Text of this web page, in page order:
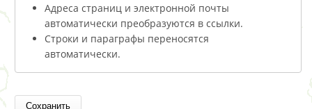
Адреса страниц и электронной почты
автоматически преобразуются в ссылки.
Строки и параграфы переносятся
автоматически.